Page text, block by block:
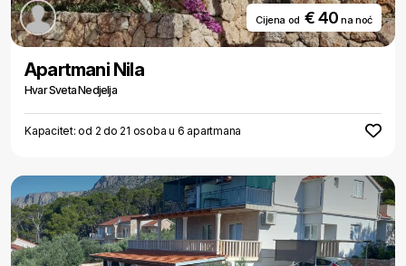
Cijena od € 40na noć
Apartmani Nila
Hvar Sveta Nedjelja
Kapacitet: od 2 do 21 osoba u 6 apartmana